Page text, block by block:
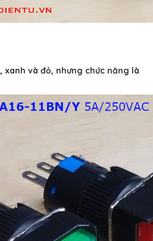
xanh và đỏ, nhưng chức năng là